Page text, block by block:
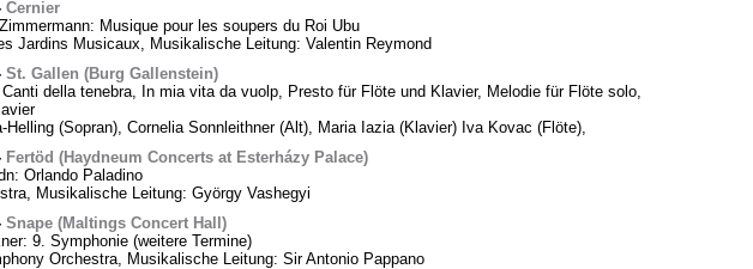
Cernier
Musique pour les soupers du Roi Ubu
Jardins Musicaux, Musikalische Leitung: Valentin Reymond
St. Gallen (Burg Gallenstein)
Canti della tenebra, In mia vita da vuolp, Presto für Flöte und Klavier, Melodie für Flöte solo,
Helling (Sopran), Cornelia Sonnleithner (Alt), Maria Iazia (Klavier) Iva Kovac (Flöte),
Fertöd (Haydneum Concerts at Esterházy Palace)
Orlando Paladino
Musikalische Leitung: György Vashegyi
Snape (Maltings Concert Hall)
9. Symphonie (weitere Termine)
Orchestra, Musikalische Leitung: Sir Antonio Pappano